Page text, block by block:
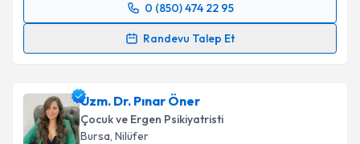
0 (850) 474 22 95
Randevu Talep Et
Randevu Takvimi Talebi
takvim hazırlandığında e-posta ile bilgilendireceğiz.
E-posta Adresiniz
Uzm. Dr. Pınar Öner
Çocuk ve Ergen Psikiyatristi
Bursa, Nilüfer